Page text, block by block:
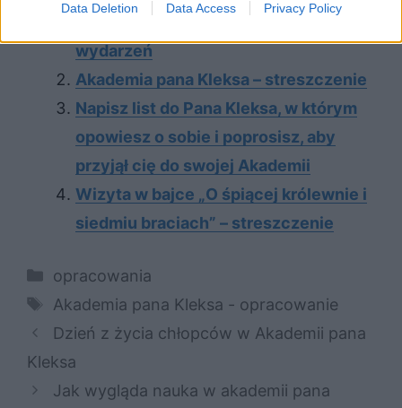
Data Deletion Data Access Privacy Policy
Akademia pana Kleksa – plan
wydarzeń
Akademia pana Kleksa – streszczenie
Napisz list do Pana Kleksa, w którym
opowiesz o sobie i poprosisz, aby
przyjął cię do swojej Akademii
Wizyta w bajce „O śpiącej królewnie i
siedmiu braciach” – streszczenie
Kategorie
opracowania
Tagi
Akademia pana Kleksa - opracowanie
Dzień z życia chłopców w Akademii pana
Kleksa
Jak wygląda nauka w akademii pana